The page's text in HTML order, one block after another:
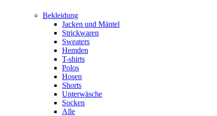
Bekleidung
Jacken und Mäntel
Strickwaren
Sweaters
Hemden
T-shirts
Polos
Hosen
Shorts
Unterwäsche
Socken
Alle